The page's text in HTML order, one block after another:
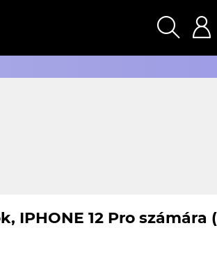
IPHONE 12 Pro számára